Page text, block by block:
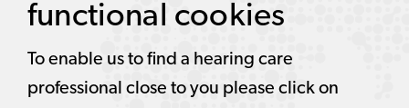
functional cookies
To enable us to find a hearing care
professional close to you please click on